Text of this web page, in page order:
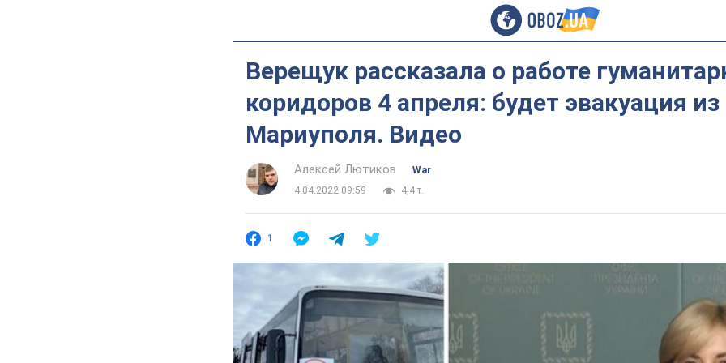
Верещук рассказала о работе
коридоров 4 апреля: будет эвакуация из
Мариуполя. Видео
Алексей Лютиков
War
4.04.2022 09:59
4,4 т.
1